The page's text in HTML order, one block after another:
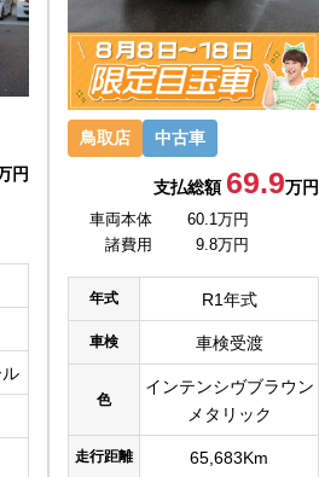
円
鳥取店 中古車
支払総額 69.9万円
車両本体
60.1万円
諸費用
9.8万円
年式 R1年式
車検 車検受渡
色
インテンシヴブラウン
メタリック
走行距離 65,683Km